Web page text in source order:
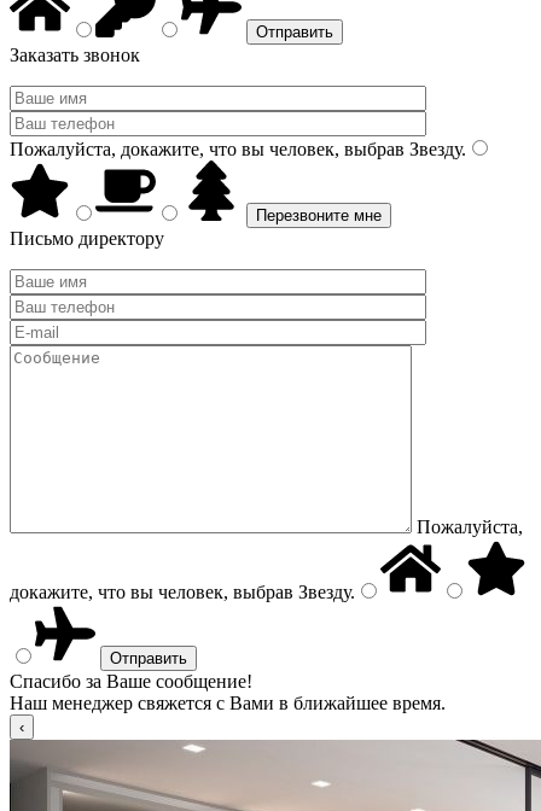
Заказать звонок
Пожалуйста, докажите, что вы человек, выбрав Звезду.
Письмо директору
Пожалуйста,
докажите, что вы человек, выбрав Звезду.
Спасибо за Ваше сообщение!
Наш менеджер свяжется с Вами в ближайшее время.